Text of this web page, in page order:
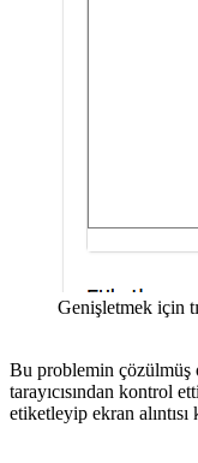
Genişletmek için
Bu problemin çözülmüş
tarayıcısından kontrol
etiketleyip ekran